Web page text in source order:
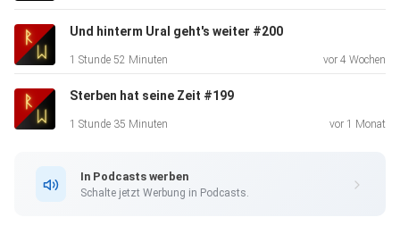
Und hinterm Ural geht's weiter #200
1 Stunde 52 Minuten vor 4 Wochen
Sterben hat seine Zeit #199
1 Stunde 35 Minuten vor 1 Monat
In Podcasts werben
Schalte jetzt Werbung in Podcasts.